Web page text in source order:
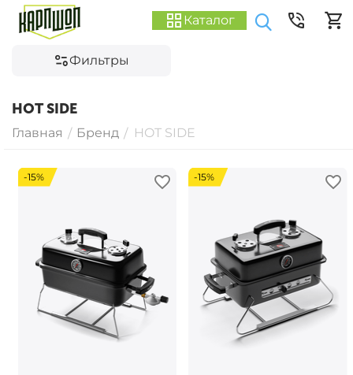
Каталог
Фильтры
HOT SIDE
Главная / Бренд / HOT SIDE
-15% -15%